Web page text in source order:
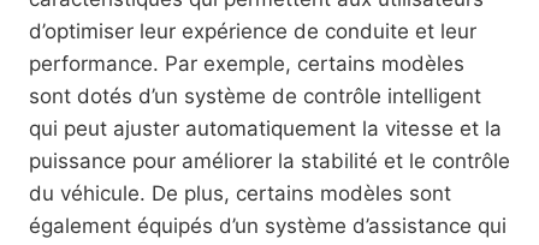
d’optimiser leur expérience de conduite et leur
performance. Par exemple, certains modèles
sont dotés d’un système de contrôle intelligent
qui peut ajuster automatiquement la vitesse et la
puissance pour améliorer la stabilité et le contrôle
du véhicule. De plus, certains modèles sont
également équipés d’un système d’assistance qui